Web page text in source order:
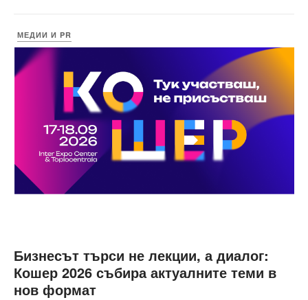
МЕДИИ И PR
Бизнесът търси не лекции, а диалог:
Кошер 2026 събира актуалните теми в
нов формат